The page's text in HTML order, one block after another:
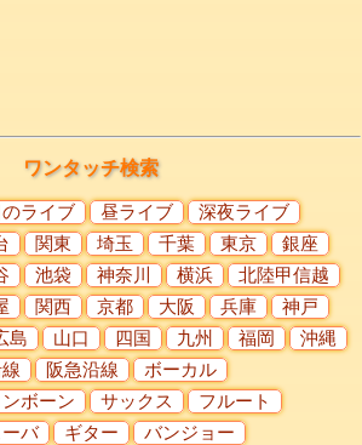
ワンタッチ検索
ライブ 昼ライブ
深夜ライブ
関東 埼玉 千葉 東京
銀座
池袋 神奈川 横浜
北陸甲信越
関西 京都 大阪 兵庫
神戸
島 山口 四国 九州 福岡
沖縄
阪急沿線
ボーカル
ンボーン サックス
フルート
バ ギター
バンジョー